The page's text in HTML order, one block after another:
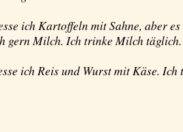
ich Kartoffeln mit Sahne, aber
gern Milch. Ich trinke Milch täglich.
ich Reis und Wurst mit Käse. Ich